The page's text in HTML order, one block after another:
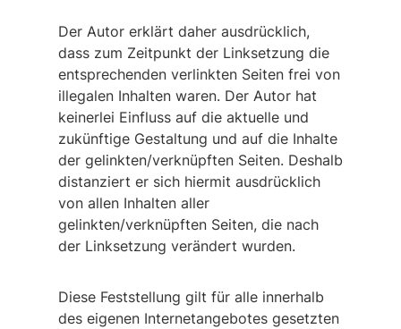
Der Autor erklärt daher ausdrücklich,
dass zum Zeitpunkt der Linksetzung die
entsprechenden verlinkten Seiten frei von
illegalen Inhalten waren. Der Autor hat
keinerlei Einfluss auf die aktuelle und
zukünftige Gestaltung und auf die Inhalte
der gelinkten/verknüpften Seiten. Deshalb
distanziert er sich hiermit ausdrücklich
von allen Inhalten aller
gelinkten/verknüpften Seiten, die nach
der Linksetzung verändert wurden.
Diese Feststellung gilt für alle innerhalb
des eigenen Internetangebotes gesetzten